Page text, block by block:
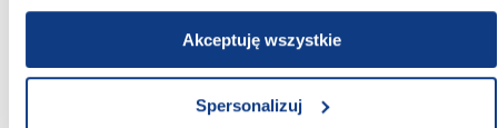
Akceptuję wszystkie
Spersonalizuj
Szerokość [cm]: